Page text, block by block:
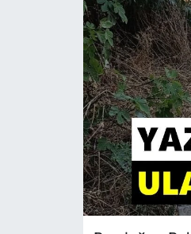
SİYASET
TARIM
TURİZM
YAŞAM
RESMİ İLANLAR